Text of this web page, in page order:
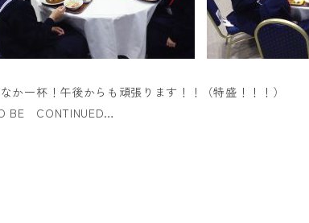
か一杯！午後からも頑張ります！！（特盛！！！）
BE CONTINUED…